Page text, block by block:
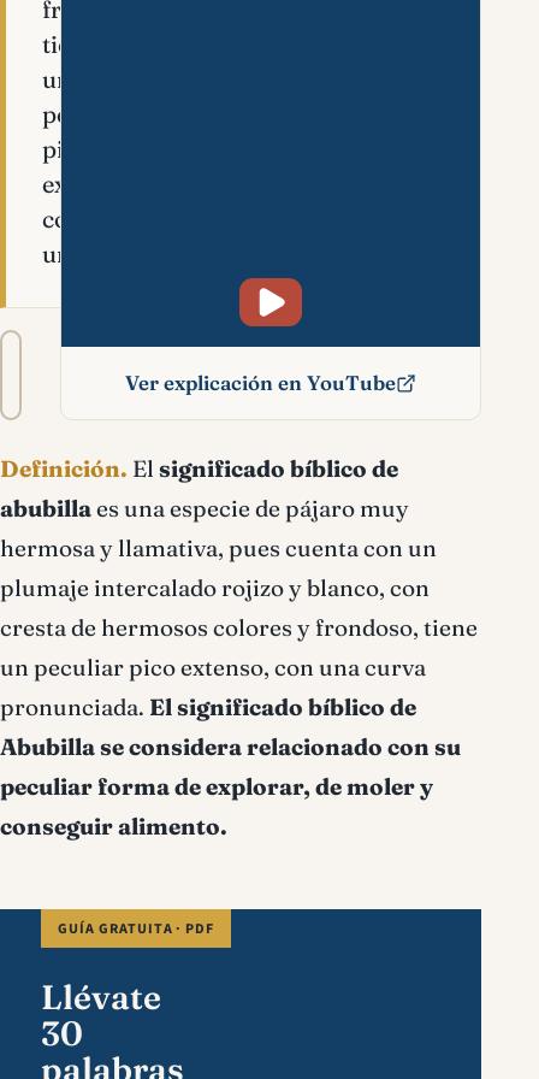
frondoso,
tiene
un
peculiar
pico
extenso,
con
una…
Tamaño
A− A+
bíblico
Ver explicación en YouTube
Definición. El significado bíblico de
abubillaes una especie de pájaro muy
hermosa y llamativa, pues cuenta con un
plumaje intercalado rojizo y blanco, con
cresta de hermosos colores y frondoso, tiene
un peculiar pico extenso, con una curva
pronunciada. El significado bíblico de
Abubilla se considera relacionado con su
peculiar forma de explorar, de moler y
conseguir alimento.
GUÍA GRATUITA · PDF
Llévate
30
palabras